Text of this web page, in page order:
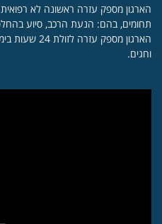
הארגון מספק עזרה ראשונה לא
תחומים, בהם: הנעת הרכב, סיוע
הארגון מספק
וחגים.